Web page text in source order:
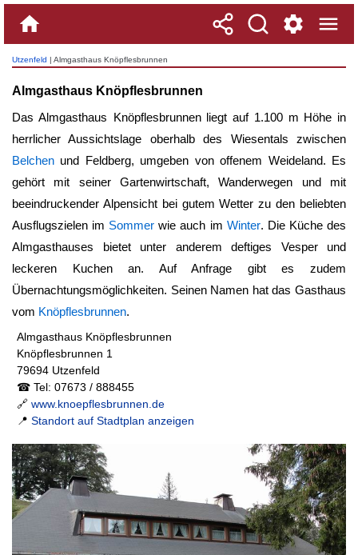
Utzenfeld | Almgasthaus Knöpflesbrunnen
Almgasthaus Knöpflesbrunnen
Das Almgasthaus Knöpflesbrunnenliegt auf 1.100 m Höhe in
herrlicher Aussichtslage oberhalb des Wiesentals zwischen
Belchen und Feldberg, umgeben von offenem Weideland. Es
gehört mit seiner Gartenwirtschaft, Wanderwegen und mit
beeindruckender Alpensicht bei gutem Wetter zu den beliebten
Ausflugszielen im Sommer wie auch im Winter. Die Küche des
Almgasthauses bietet unter anderem deftiges Vesper und
leckeren Kuchen an. Auf Anfrage gibt es zudem
Übernachtungsmöglichkeiten. Seinen Namen hat das Gasthaus
vom Knöpflesbrunnen.
Almgasthaus Knöpflesbrunnen
Knöpflesbrunnen 1
79694 Utzenfeld
☎ Tel: 07673 / 888455
🔗 www.knoepflesbrunnen.de
📍 Standort auf Stadtplan anzeigen